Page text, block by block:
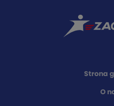
Strona
O